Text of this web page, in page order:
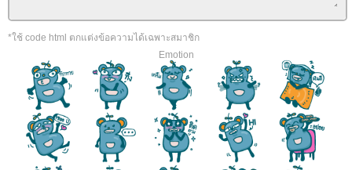
*ใช้ code html ตกแต่งข้อความได้เฉพาะสมาชิก
Emotion